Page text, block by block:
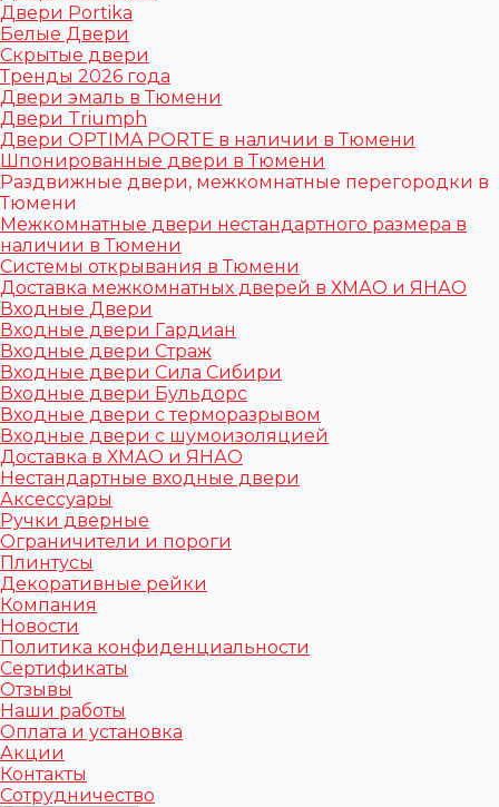
Двери Portika
Белые Двери
Скрытые двери
Тренды 2026 года
Двери эмаль в Тюмени
Двери Triumph
Двери OPTIMA PORTE в наличии в Тюмени
Шпонированные двери в Тюмени
Раздвижные двери, межкомнатные перегородки в
Тюмени
Межкомнатные двери нестандартного размера в
наличии в Тюмени
Системы открывания в Тюмени
Доставка межкомнатных дверей в ХМАО и ЯНАО
Входные Двери
Входные двери Гардиан
Входные двери Страж
Входные двери Сила Сибири
Входные двери Бульдорс
Входные двери с терморазрывом
Входные двери с шумоизоляцией
Доставка в ХМАО и ЯНАО
Нестандартные входные двери
Аксессуары
Ручки дверные
Ограничители и пороги
Плинтусы
Декоративные рейки
Компания
Новости
Политика конфиденциальности
Сертификаты
Отзывы
Наши работы
Оплата и установка
Акции
Контакты
Сотрудничество